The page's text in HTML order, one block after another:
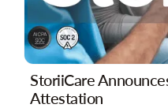
StoriiCare
Attestation